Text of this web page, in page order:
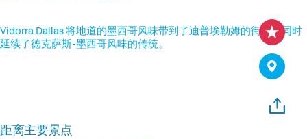
Vidorra Dallas 将地道的墨西哥风味带到了迪普埃勒姆的街头，同时
延续了德克萨斯-墨西哥风味的传统。
距离主要景点